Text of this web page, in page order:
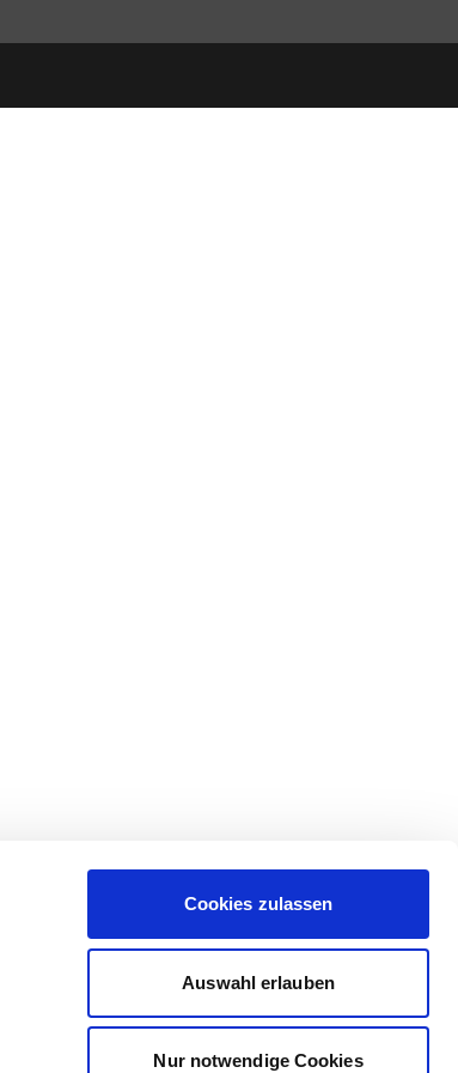
Cookies zulassen
Auswahl erlauben
Nur notwendige Cookies